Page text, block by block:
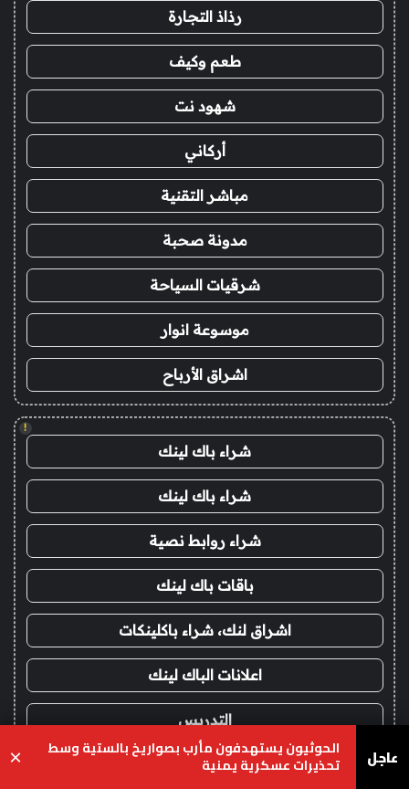
رذاذ التجارة
طعم وكيف
شهود نت
أركاني
مباشر التقنية
مدونة صحبة
شرقيات السياحة
موسوعة انوار
اشراق الأرباح
!
شراء باك لينك
شراء باك لينك
شراء روابط نصية
باقات باك لينك
اشراق لنك، شراء باكلينكات
اعلانات الباك لينك
التدريس
اشراق العالم عالم كبير
عاجل الحوثيون يستهدفون مأرب بصواريخ بالستية وسط
تحذيرات عسكرية يمنية ×